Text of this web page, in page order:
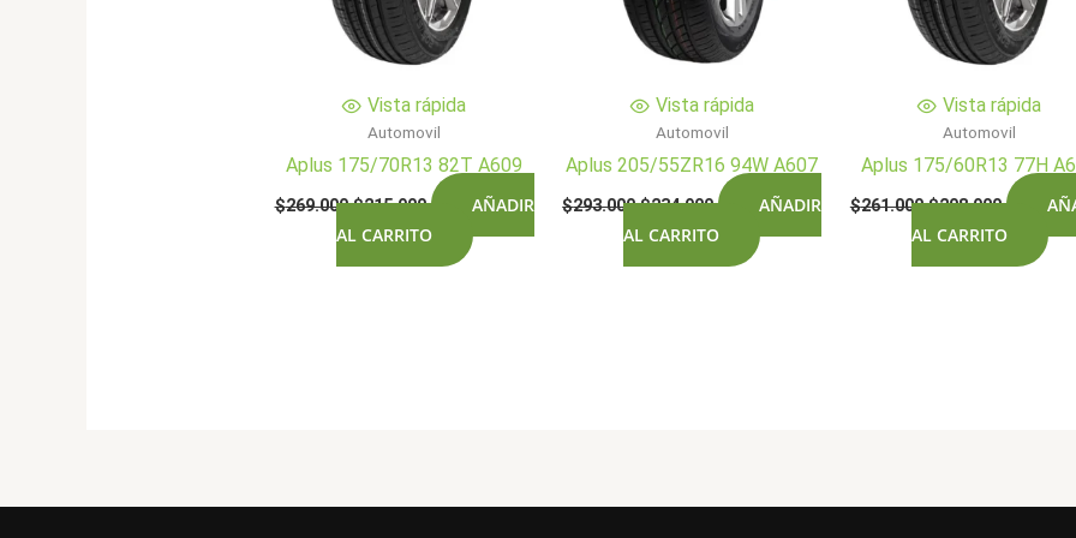
Vista rápida
Automovil
Aplus 175/70R13 82T A609
$269.000El
original
era:
$215.900El
actual
es:
AÑADIR
AL CARRITO
Vista rápida
Automovil
Aplus 205/55ZR16 94W A607
$293.000El
original
era:
$234.900El
actual
es:
AÑADIR
AL CARRITO
Vista rápida
Automovil
Aplus 175/60R13 77H
$261.000El
original
era:
$208.900El
actual
es:
AL CARRITO